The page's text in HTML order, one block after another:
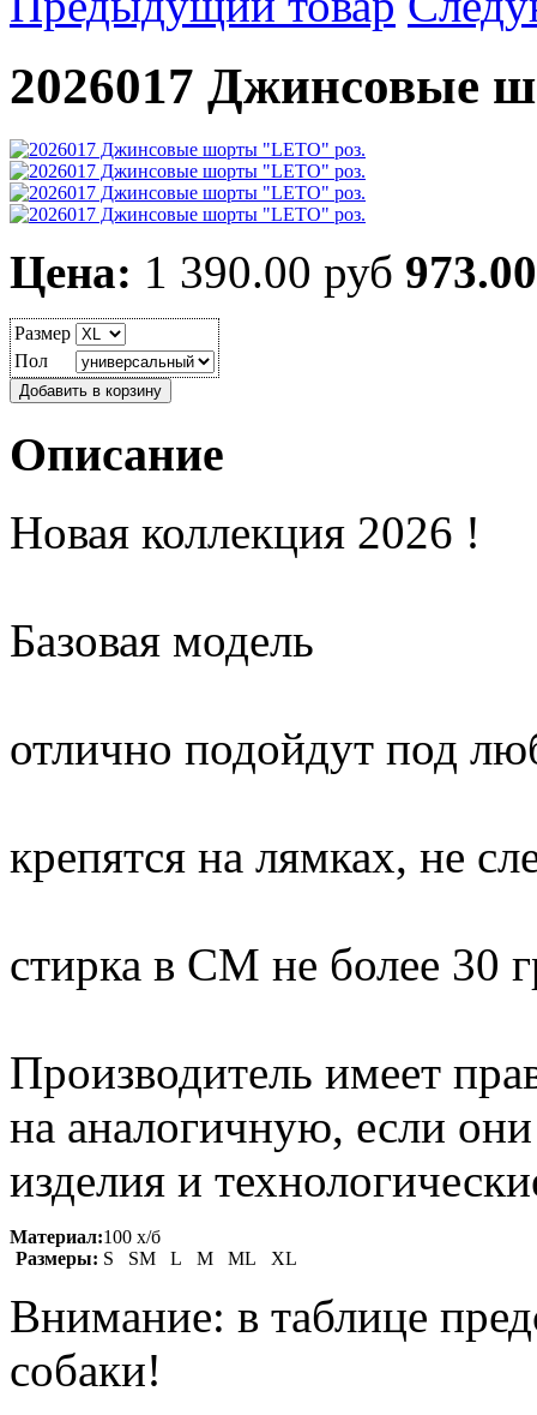
2026017 Джинсовые
Цена: 1 390.00 руб
Размер
Пол
Описание
Новая коллекция 2026 !
Базовая модель
отлично подойдут под
крепятся на лямках, не
стирка в СМ не более 30
Производитель имеет
на аналогичную, если
изделия и
Материал:100 х/б
Размеры: S SM L M ML XL
Внимание: в таблице
собаки!